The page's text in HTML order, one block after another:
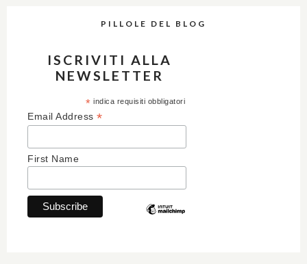
PILLOLE DEL BLOG
ISCRIVITI ALLA
NEWSLETTER
* indica requisiti obbligatori
Email Address *
First Name